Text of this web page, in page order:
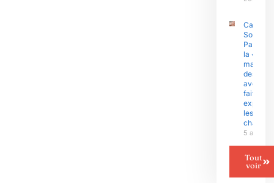
Sous
Paul
la «
des
fait
exploser
les
5 août
Tout
voir